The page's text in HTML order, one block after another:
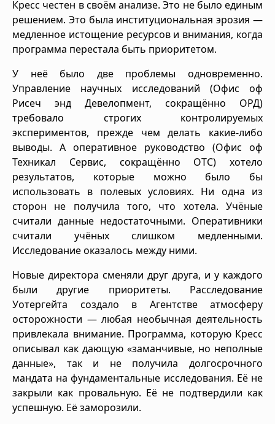
Кресс честен в своём анализе. Это не было единым
решением. Это была институциональная эрозия —
медленное истощение ресурсов и внимания, когда
программа перестала быть приоритетом.
У неё было две проблемы одновременно.
Управление научных исследований (Oфис оф
Рисеч энд Девелопмент, сокращённо ОРД)
требовало строгих контролируемых
экспериментов, прежде чем делать какие-либо
выводы. А оперативное руководство (Офис оф
Техникал Сервис, сокращённо ОТС) хотело
результатов, которые можно было бы
использовать в полевых условиях. Ни одна из
сторон не получила того, что хотела. Учёные
считали данные недостаточными. Оперативники
считали учёных слишком медленными.
Исследование оказалось между ними.
Новые директора сменяли друг друга, и у каждого
были другие приоритеты. Расследование
Уотергейта создало в Агентстве атмосферу
осторожности — любая необычная деятельность
привлекала внимание. Программа, которую Кресс
описывал как дающую «заманчивые, но неполные
данные», так и не получила долгосрочного
мандата на фундаментальные исследования. Её не
закрыли как провальную. Её не подтвердили как
успешную. Её заморозили.